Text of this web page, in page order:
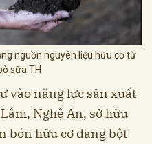
nguồn nguyên liệu hữu cơ từ
sữa TH
vào năng lực sản xuất
Nghệ An, sở hữu
bón hữu cơ dạng bột